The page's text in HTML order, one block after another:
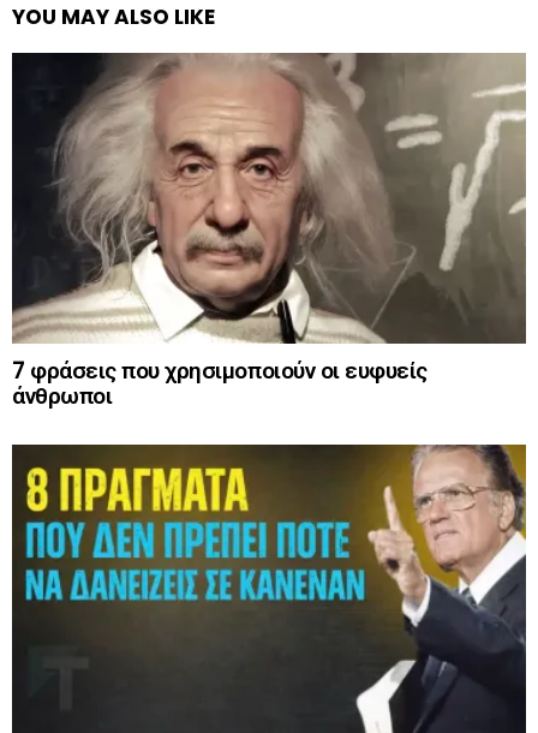
YOU MAY ALSO LIKE
7 φράσεις που χρησιμοποιούν οι ευφυείς
άνθρωποι